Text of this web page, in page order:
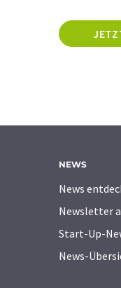
NEWS
News
Newsletter
Start-Up-
News-